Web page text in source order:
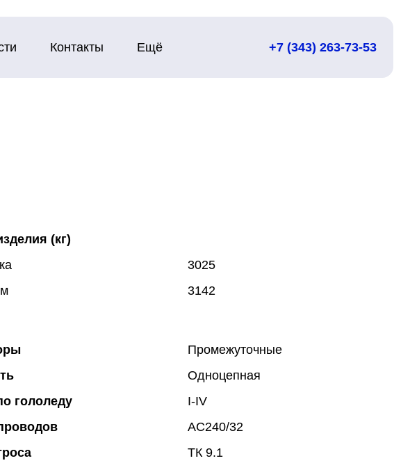
Контакты Ещё +7 (343) 263-73-53
(кг)
3025
3142
Промежуточные
Одноцепная
гололеду
I-IV
АС240/32
ТК 9.1